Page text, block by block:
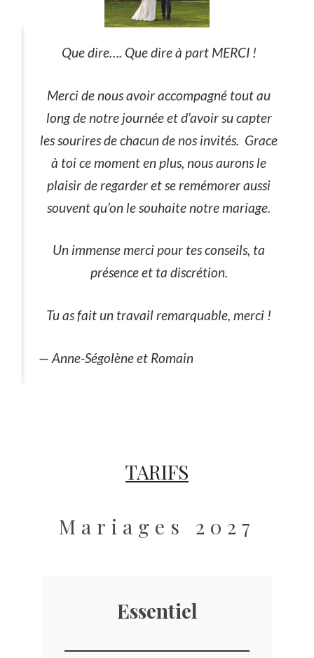
Que dire…. Que dire à part MERCI !
Merci de nous avoir accompagné tout au
long de notre journée et d’avoir su capter
les sourires de chacun de nos invités. Grace
à toi ce moment en plus, nous aurons le
plaisir de regarder et se remémorer aussi
souvent qu’on le souhaite notre mariage.
Un immense merci pour tes conseils, ta
présence et ta discrétion.
Tu as fait un travail remarquable, merci !
— Anne-Ségolène et Romain
TARIFS
Mariages 2027
Essentiel